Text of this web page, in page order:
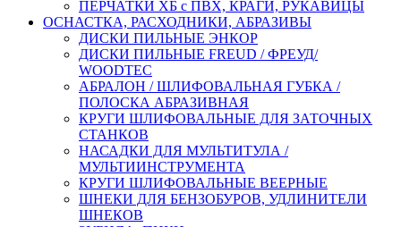
ПЕРЧАТКИ ХБ с ПВХ, КРАГИ, РУКАВИЦЫ
ОСНАСТКА, РАСХОДНИКИ, АБРАЗИВЫ
ДИСКИ ПИЛЬНЫЕ ЭНКОР
ДИСКИ ПИЛЬНЫЕ FREUD / ФРЕУД/
WOODTEC
АБРАЛОН / ШЛИФОВАЛЬНАЯ ГУБКА /
ПОЛОСКА АБРАЗИВНАЯ
КРУГИ ШЛИФОВАЛЬНЫЕ ДЛЯ ЗАТОЧНЫХ
СТАНКОВ
НАСАДКИ ДЛЯ МУЛЬТИТУЛА /
МУЛЬТИИНСТРУМЕНТА
КРУГИ ШЛИФОВАЛЬНЫЕ ВЕЕРНЫЕ
ШНЕКИ ДЛЯ БЕНЗОБУРОВ, УДЛИНИТЕЛИ
ШНЕКОВ